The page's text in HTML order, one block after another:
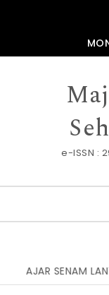
e-ISSN :
LANTAI GULING